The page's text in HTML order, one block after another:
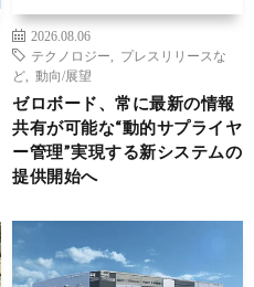
2026.08.06
テクノロジー
プレスリリースな
ど
動向/展望
ゼロボード、常に最新の情報
共有が可能な“動的サプライヤ
ー管理”実現する新システムの
提供開始へ